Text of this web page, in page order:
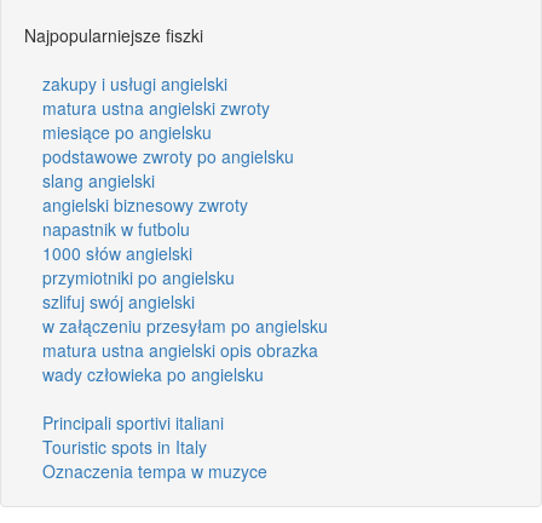
Najpopularniejsze fiszki
zakupy i usługi angielski
matura ustna angielski zwroty
miesiące po angielsku
podstawowe zwroty po angielsku
slang angielski
angielski biznesowy zwroty
napastnik w futbolu
1000 słów angielski
przymiotniki po angielsku
szlifuj swój angielski
w załączeniu przesyłam po angielsku
matura ustna angielski opis obrazka
wady człowieka po angielsku
Principali sportivi italiani
Touristic spots in Italy
Oznaczenia tempa w muzyce